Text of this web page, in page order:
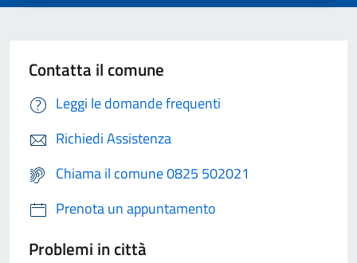
Contatta il comune
Leggi le domande frequenti
Richiedi Assistenza
Chiama il comune 0825 502021
Prenota un appuntamento
Problemi in città